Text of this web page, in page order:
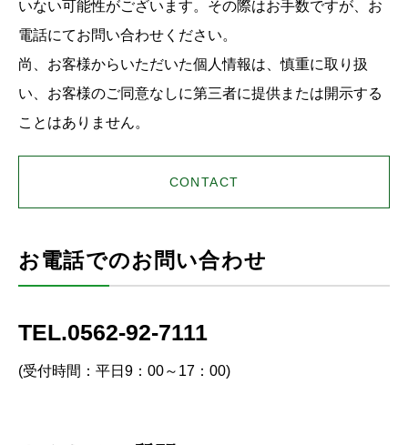
いない可能性がございます。その際はお手数ですが、お
電話にてお問い合わせください。
尚、お客様からいただいた個人情報は、慎重に取り扱
い、お客様のご同意なしに第三者に提供または開示する
ことはありません。
CONTACT
お電話でのお問い合わせ
TEL.0562-92-7111
(受付時間：平日9：00～17：00)